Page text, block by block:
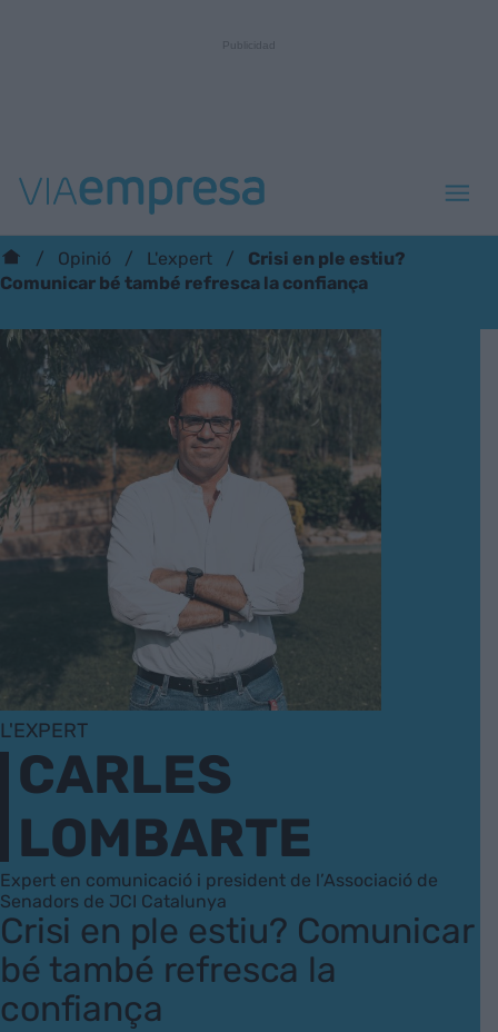
Opinió L'expert
Crisi en ple estiu?
Comunicar bé també refresca la confiança
L'EXPERT
CARLES
LOMBARTE
Expert en comunicació i president de l’Associació de
Senadors de JCI Catalunya
Crisi en ple estiu? Comunicar
bé també refresca la
confiança